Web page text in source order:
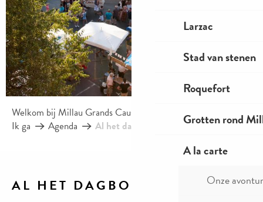
Larzac
Stad van stenen
Roquefort
Grotten rond
A la carte
Onze
Welkom bij Millau Grands Causses – Gorges du Tarn
Ik ga
Agenda Al het dagboek
AL HET DAGBOEK